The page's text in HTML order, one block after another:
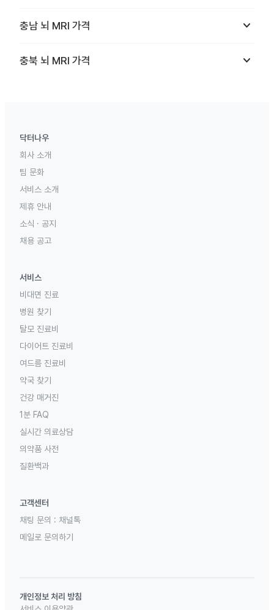
충남 뇌 MRI 가격 keyboard_arrow_down
충북 뇌 MRI 가격 keyboard_arrow_down
닥터나우
회사 소개
팀 문화
서비스 소개
제휴 안내
소식 · 공지
채용 공고
서비스
비대면 진료
병원 찾기
탈모 진료비
다이어트 진료비
여드름 진료비
약국 찾기
건강 매거진
1분 FAQ
실시간 의료상담
의약품 사전
질환백과
고객센터
채팅 문의 : 채널톡
메일로 문의하기
개인정보 처리 방침